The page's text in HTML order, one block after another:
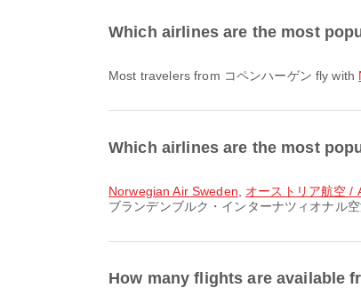
Which airlines are the most
Most travelers from コペンハーゲン fly with
Which airlines are the most
Norwegian Air Sweden オーストリア航空 /
ブランデンブルク・インターナツィオナル空
How many flights are available